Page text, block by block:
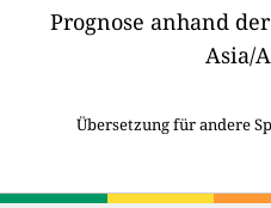
Prognose anhand
Asia/
Übersetzung für andere